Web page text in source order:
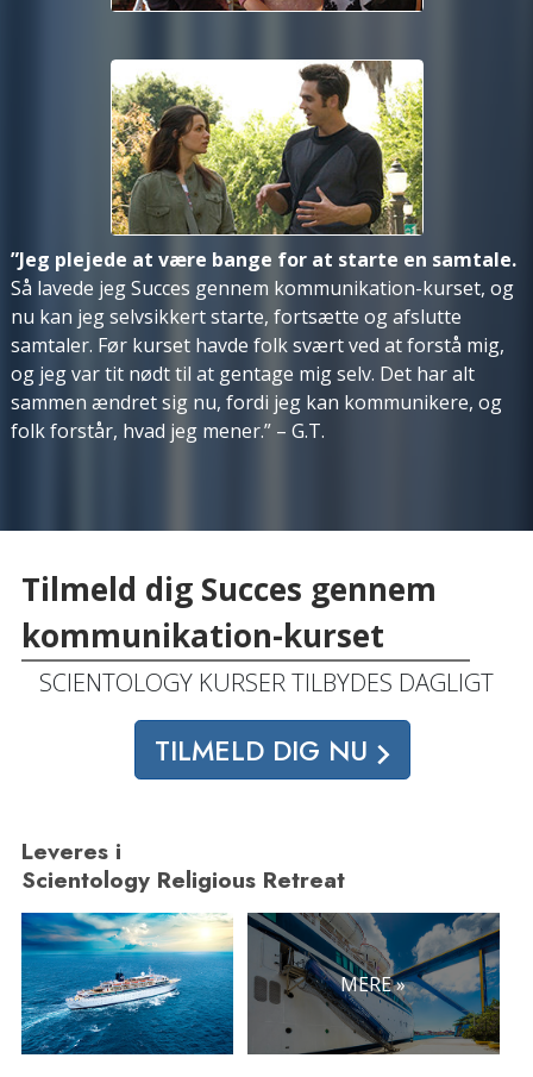
”Jeg plejede at være bange for at starte en samtale.
Så lavede jeg Succes gennem kommunikation-kurset, og
nu kan jeg selvsikkert starte, fortsætte og afslutte
samtaler. Før kurset havde folk svært ved at forstå mig,
og jeg var tit nødt til at gentage mig selv. Det har alt
sammen ændret sig nu, fordi jeg kan kommunikere, og
folk forstår, hvad jeg mener.” – G.T.
Tilmeld dig Succes gennem
kommunikation-kurset
SCIENTOLOGY KURSER TILBYDES DAGLIGT
TILMELD DIG NU
Leveres i
Scientology Religious Retreat
MERE »